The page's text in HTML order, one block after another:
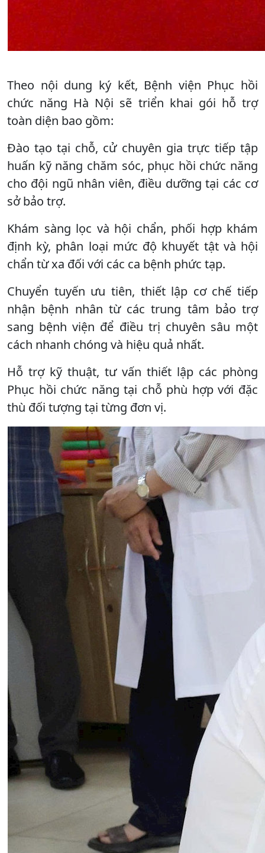
Theo nội dung ký kết, Bệnh viện Phục hồi
chức năng Hà Nội sẽ triển khai gói hỗ trợ
toàn diện bao gồm:
Đào tạo tại chỗ, cử chuyên gia trực tiếp tập
huấn kỹ năng chăm sóc, phục hồi chức năng
cho đội ngũ nhân viên, điều dưỡng tại các cơ
sở bảo trợ.
Khám sàng lọc và hội chẩn, phối hợp khám
định kỳ, phân loại mức độ khuyết tật và hội
chẩn từ xa đối với các ca bệnh phức tạp.
Chuyển tuyến ưu tiên, thiết lập cơ chế tiếp
nhận bệnh nhân từ các trung tâm bảo trợ
sang bệnh viện để điều trị chuyên sâu một
cách nhanh chóng và hiệu quả nhất.
Hỗ trợ kỹ thuật, tư vấn thiết lập các phòng
Phục hồi chức năng tại chỗ phù hợp với đặc
thù đối tượng tại từng đơn vị.